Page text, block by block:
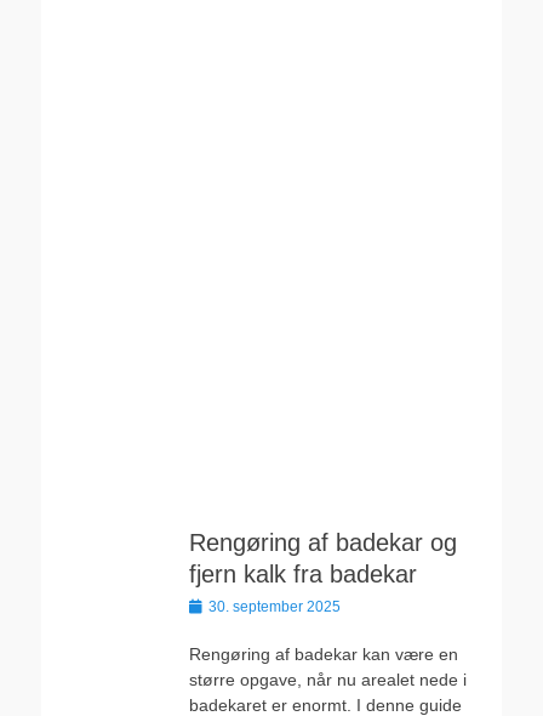
Rengøring af badekar og
fjern kalk fra badekar
Udgivet
30. september 2025
Rengøring af badekar kan være en
større opgave, når nu arealet nede i
badekaret er enormt. I denne guide